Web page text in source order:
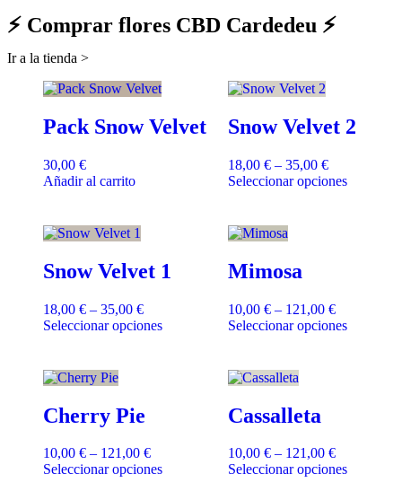
⚡ Comprar flores CBD Cardedeu ⚡
Ir a la tienda >
Pack Snow Velvet
30,00 €
Añadir al carrito
Snow Velvet 2
18,00 € – 35,00 €
Seleccionar opciones
Snow Velvet 1
18,00 € – 35,00 €
Seleccionar opciones
Mimosa
10,00 € – 121,00 €
Seleccionar opciones
Cherry Pie
10,00 € – 121,00 €
Seleccionar opciones
Cassalleta
10,00 € – 121,00 €
Seleccionar opciones